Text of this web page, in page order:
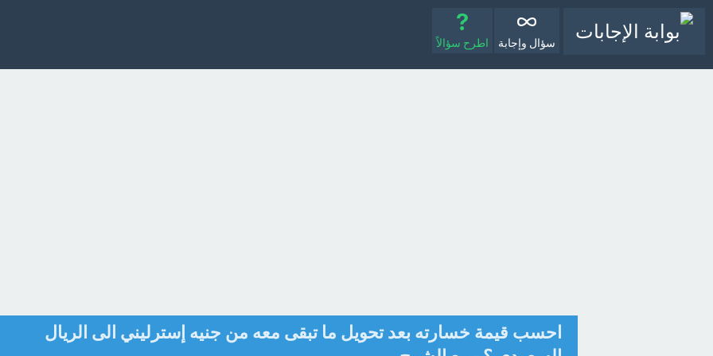
سؤال وإجابة اطرح سؤالاً
احسب قيمة خسارته بعد تحويل ما تبقى معه من جنيه إسترليني الى الريال